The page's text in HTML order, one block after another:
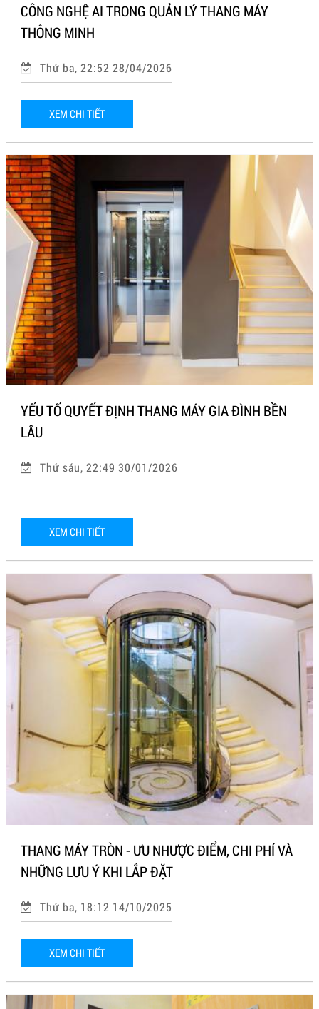
CÔNG NGHỆ AI TRONG QUẢN LÝ THANG MÁY
THÔNG MINH
Thứ ba, 22:52 28/04/2026
XEM CHI TIẾT
YẾU TỐ QUYẾT ĐỊNH THANG MÁY GIA ĐÌNH BỀN
LÂU
Thứ sáu, 22:49 30/01/2026
XEM CHI TIẾT
THANG MÁY TRÒN - ƯU NHƯỢC ĐIỂM, CHI PHÍ VÀ
NHỮNG LƯU Ý KHI LẮP ĐẶT
Thứ ba, 18:12 14/10/2025
XEM CHI TIẾT